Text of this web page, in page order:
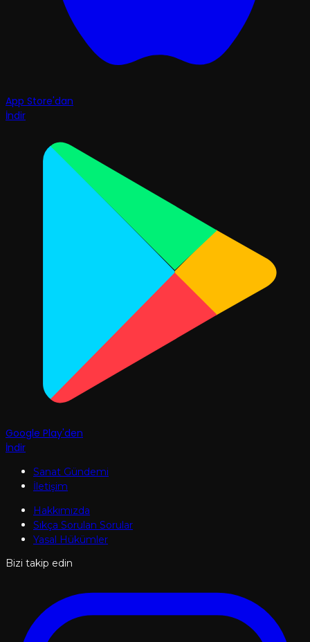
App Store'dan
İndir
Google Play'den
İndir
Sanat Gündemi
İletişim
Hakkımızda
Sıkça Sorulan Sorular
Yasal Hükümler
Bizi takip edin